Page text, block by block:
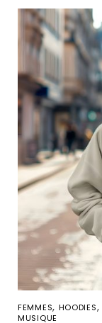
FEMMES, HOODIES,
MUSIQUE